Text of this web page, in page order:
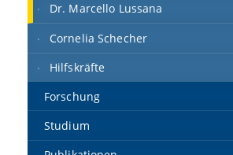
Dr. Marcello Lussana
Cornelia Schecher
Hilfskräfte
Forschung
Studium